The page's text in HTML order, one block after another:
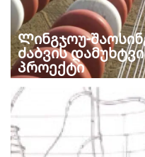
Ლინგჯოუ-
ძაბვის
პროექტი